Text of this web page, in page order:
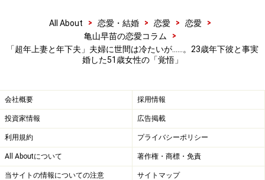
の形相で訴えてくる彼に心揺さぶられたのは事実です。
でも常識的に考えて、男女の関係はなれない。何度もそ
う言ったし、彼も一時期は分かったと言っていたんです
深夜に彼が泥酔してやってきて……
彼はどうしても諦めきれなかったようだ。彼が無事に就
職してからも食事をしたり飲みに行ったりする関係が続
いた。そしてある日、深夜に彼が泥酔してやってきた。
All About > 恋愛・結婚 > 恋愛 > 恋愛
>
亀山早苗の恋愛コラム
>
「超年上妻と年下夫」夫婦に世間は冷たいが……。23歳年下彼と事実
婚した51歳女性の「覚悟」
会社概要 採用情報
投資家情報 広告掲載
利用規約 プライバシーポリシー
All Aboutについて 著作権・商標・免責
当サイトの情報についての注意 サイトマップ